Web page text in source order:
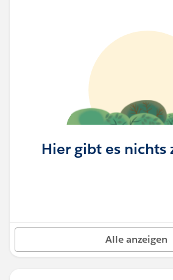
Hier gibt es nichts
Alle anzeigen